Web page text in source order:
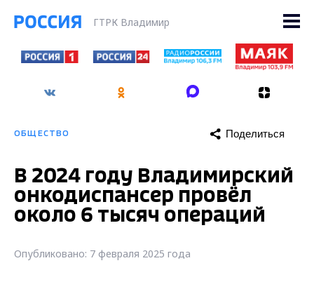
ГТРК Владимир
ОБЩЕСТВО Поделиться
В 2024 году Владимирский
онкодиспансер провёл
около 6 тысяч операций
Опубликовано: 7 февраля 2025 года